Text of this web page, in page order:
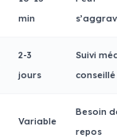
min
2-3
jours
Suivi
conseillé
Variable
Besoin
repos